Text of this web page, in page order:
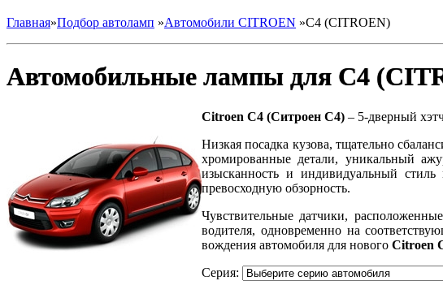
Главная»Подбор автоламп »Автомобили CITROEN »C4 (CITROEN)
Автомобильные лампы для C4
Citroen C4 (Ситроен С4) – 5-дверный
Низкая посадка кузова, тщательно
хромированные детали, уникальный
изысканность и индивидуальный
превосходную обзорность.
Чувствительные датчики,
водителя, одновременно на
вождения автомобиля для нового Citroen
Серия: